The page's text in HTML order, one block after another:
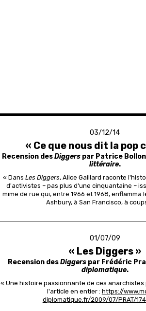
03/12/14
« Ce que nous dit la pop
Recension desDiggerspar Patrice
littéraire.
« DansLes Diggers, Alice Gaillard raconte
d'activistes – pas plus d'une cinquantaine –
mime de rue qui, entre 1966 et 1968, enflamma
Ashbury, à San Francisco, à
01/07/09
« Les Diggers »
Recension desDiggers par Frédéric
diplomatique.
« Une histoire passionnante de ces anarchistes
l'article en entier : https://
diplomatique.fr/2009/07/PRAT/